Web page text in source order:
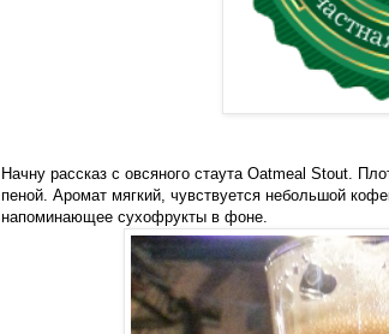
Начну рассказ с овсяного стаута Oatmeal Stout.
пеной. Аромат мягкий, чувствуется небольшой
напоминающее сухофрукты в фоне.